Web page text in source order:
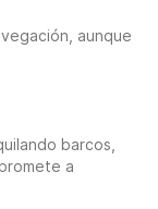
aunque
barcos,
a